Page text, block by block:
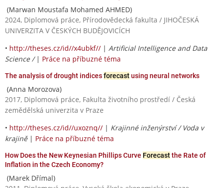
(Marwan Moustafa Mohamed AHMED)
2024, Diplomová práce, Přírodovědecká fakulta / JIHOČESKÁ
UNIVERZITA V ČESKÝCH BUDĚJOVICÍCH
• http://theses.cz/id//x4ubkf// | Artificial Intelligence and Data
Science / | Práce na příbuzné téma
The analysis of drought indicesforecastusing neural networks
(Anna Morozova)
2017, Diplomová práce, Fakulta životního prostředí / Česká
zemědělská univerzita v Praze
• http://theses.cz/id//uxoznq// | Krajinné inženýrství / Voda v
krajině| Práce na příbuzné téma
How Does the New Keynesian Phillips Curve Forecastthe Rate of
Inflation in the Czech Economy?
(Marek Dřímal)